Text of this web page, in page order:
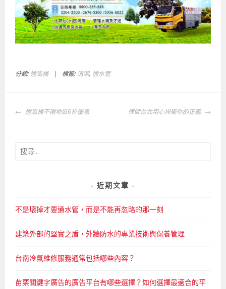
分類: 通馬桶 標籤: 清潔, 通水管
文
覽
通馬桶不限地區6折優惠 律師台北用心捍衛你的正義
搜
近期文章
不是壞掉才要通水管，而是不能再忽略的那一刻
建築外部的堅實之盾，外牆防水的專業技術與保養管理
台南冷氣維修服務通常包括哪些內容？
苗栗關鍵字廣告的廣告平台有哪些選擇？如何選擇最適合的平